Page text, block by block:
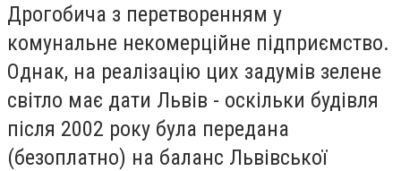
Дрогобича з перетворенням у
комунальне некомерційне підприємство.
Однак, на реалізацію цих задумів зелене
світло має дати Львів - оскільки будівля
після 2002 року була передана
(безоплатно) на баланс Львівської